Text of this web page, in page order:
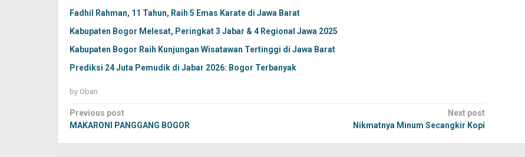
Fadhil Rahman, 11 Tahun, Raih 5 Emas Karate di Jawa Barat
Kabupaten Bogor Melesat, Peringkat 3 Jabar & 4 Regional Jawa 2025
Kabupaten Bogor Raih Kunjungan Wisatawan Tertinggi di Jawa Barat
Prediksi 24 Juta Pemudik di Jabar 2026: Bogor Terbanyak
by Oban
Post
navigation
Previous post
MAKARONI PANGGANG BOGOR
Next post
Nikmatnya Minum Secangkir Kopi